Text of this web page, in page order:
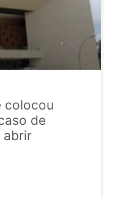
colocou
de
abrir